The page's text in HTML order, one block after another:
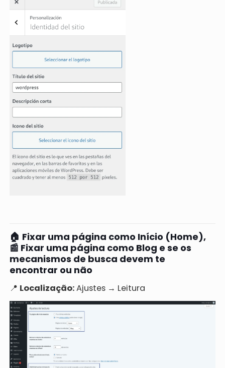
🏠 Fixar uma página como Início (Home),
📰 Fixar uma página como Blog e se os
mecanismos de busca devem te
encontrar ou não
📍 Localização:Ajustes → Leitura